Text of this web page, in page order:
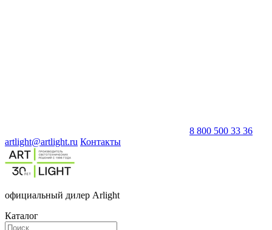
8 800 500 33 36
artlight@artlight.ru Контакты
официальный дилер Arlight
Каталог